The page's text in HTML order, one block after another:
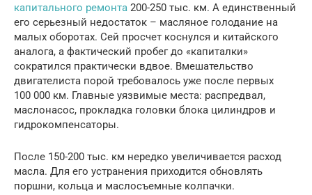
капитального ремонта 200-250 тыс. км. А единственный
его серьезный недостаток – масляное голодание на
малых оборотах. Сей просчет коснулся и китайского
аналога, а фактический пробег до «капиталки»
сократился практически вдвое. Вмешательство
двигателиста порой требовалось уже после первых
100 000 км. Главные уязвимые места: распредвал,
маслонасос, прокладка головки блока цилиндров и
гидрокомпенсаторы.
После 150-200 тыс. км нередко увеличивается расход
масла. Для его устранения приходится обновлять
поршни, кольца и маслосъемные колпачки.